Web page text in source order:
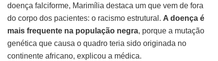
doença falciforme, Marimília destaca um que vem de fora
do corpo dos pacientes: o racismo estrutural. A doença é
mais frequente na população negra, porque a mutação
genética que causa o quadro teria sido originada no
continente africano, explicou a médica.